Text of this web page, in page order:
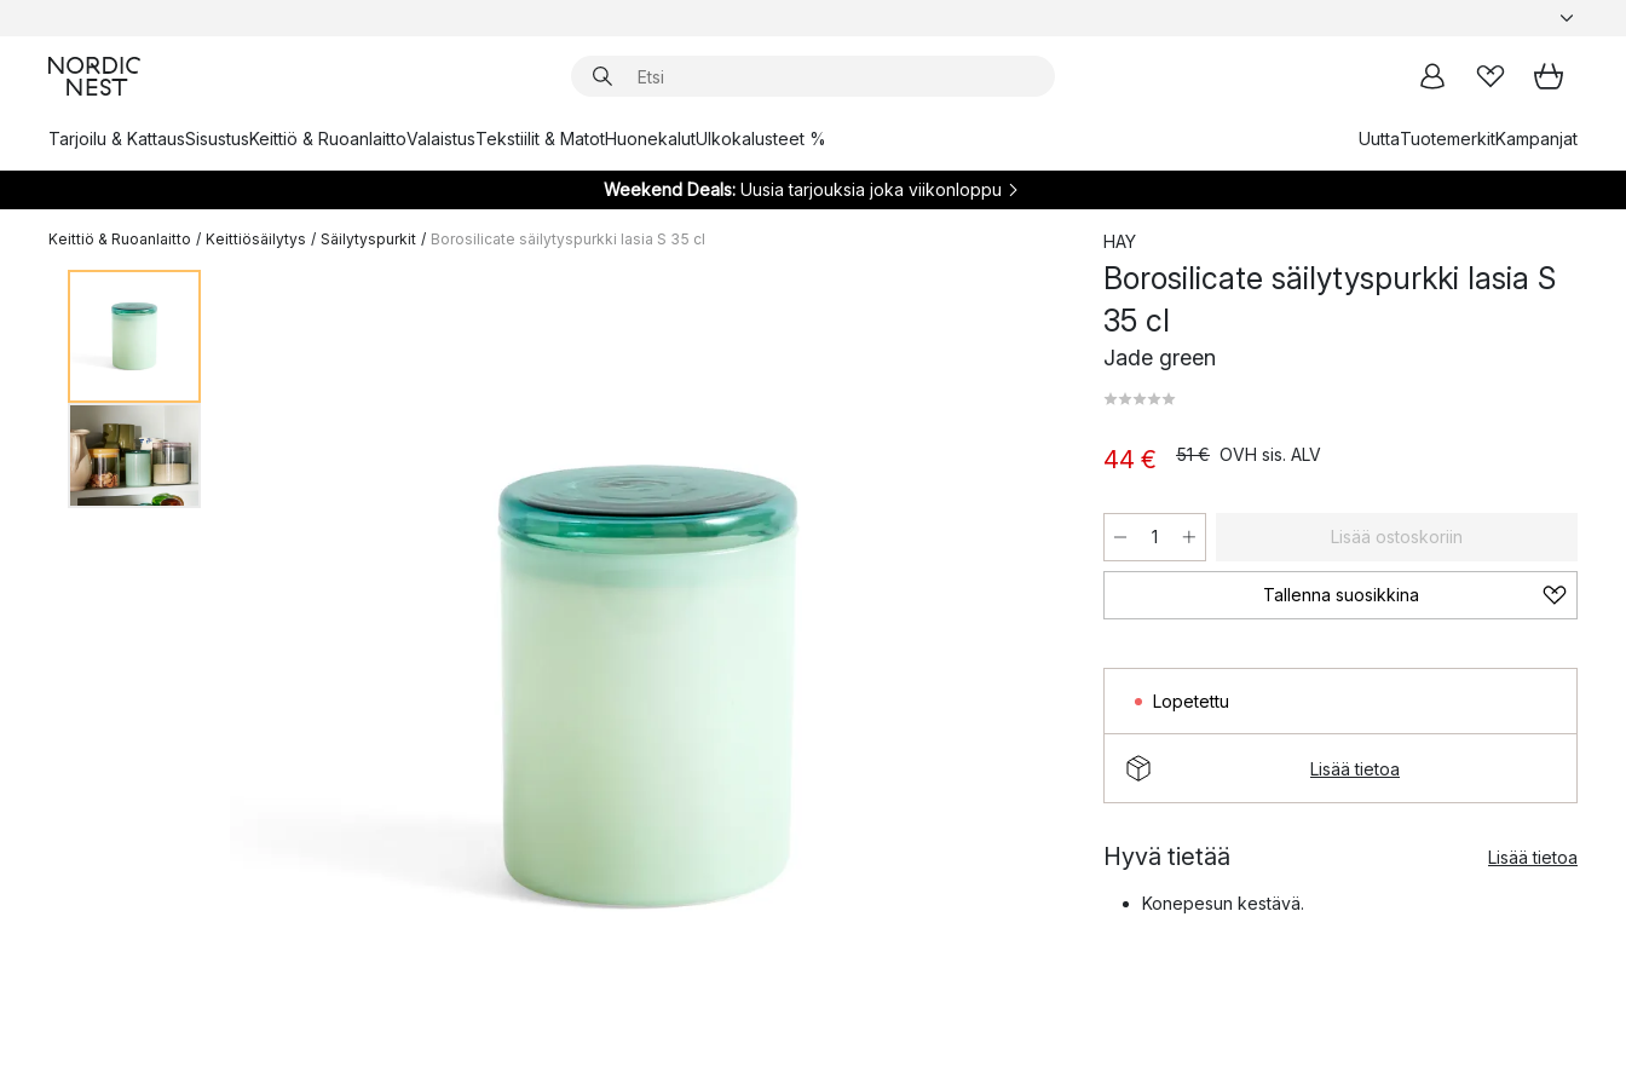
Tarjoilu & KattausSisustusKeittiö & RuoanlaittoValaistusTekstiilit & MatotHuonekalutUlkokalusteet % UuttaTuotemerkitKampanjat
Weekend Deals:Uusia tarjouksia joka viikonloppu
Keittiö & Ruoanlaitto / Keittiösäilytys / Säilytyspurkit / Borosilicate säilytyspurkki lasia S 35 cl HAY
Borosilicate säilytyspurkki lasia S
35 cl
Jade green
44 € 51 € OVH sis. ALV
Lisää ostoskoriin
Tallenna suosikkina
Lopetettu
Lisää tietoa
Hyvä tietää Lisää tietoa
Konepesun kestävä.